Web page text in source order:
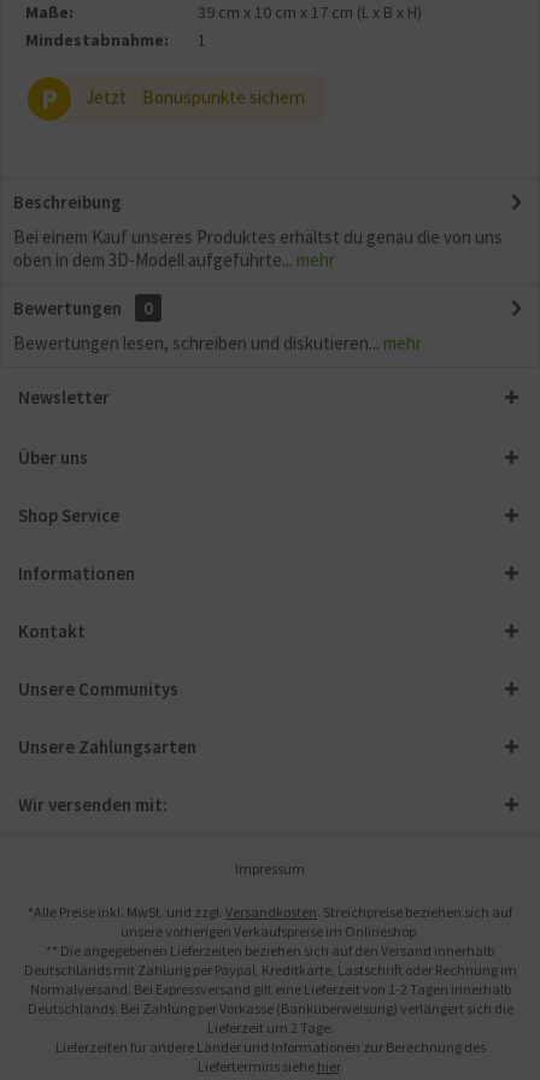
Maße:
39 cm x 10 cm x 17 cm (L x B x H)
Mindestabnahme:
1
P Jetzt Bonuspunkte sichern
Beschreibung
Bei einem Kauf unseres Produktes erhältst du genau die von uns
oben in dem 3D-Modell aufgeführte... mehr
Bewertungen
0
Bewertungen lesen, schreiben und diskutieren... mehr
Newsletter
Über uns
Shop Service
Informationen
Kontakt
Unsere Communitys
Unsere Zahlungsarten
Wir versenden mit:
Impressum
*Alle Preise inkl. MwSt. und zzgl. Versandkosten. Streichpreise beziehen sich auf
unsere vorherigen Verkaufspreise im Onlineshop.
** Die angegebenen Lieferzeiten beziehen sich auf den Versand innerhalb
Deutschlands mit Zahlung per Paypal, Kreditkarte, Lastschrift oder Rechnung im
Normalversand. Bei Expressversand gilt eine Lieferzeit von 1-2 Tagen innerhalb
Deutschlands. Bei Zahlung per Vorkasse (Banküberweisung) verlängert sich die
Lieferzeit um 2 Tage.
Lieferzeiten für andere Länder und Informationen zur Berechnung des
Liefertermins siehe hier.